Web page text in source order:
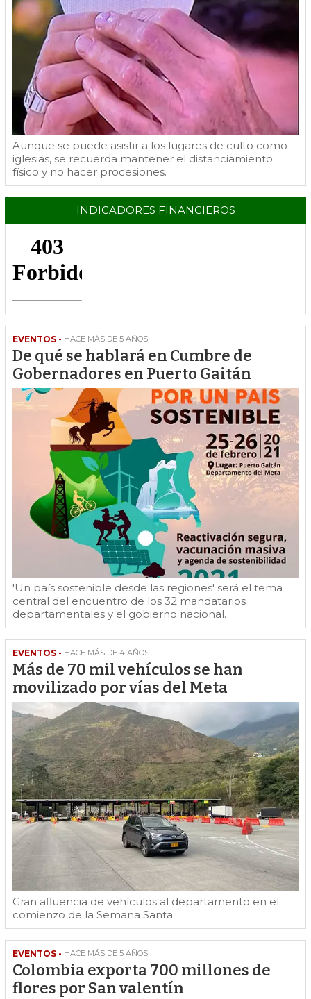
Aunque se puede asistir a los lugares de culto como
iglesias, se recuerda mantener el distanciamiento
físico y no hacer procesiones.
INDICADORES FINANCIEROS
EVENTOS - HACE MÁS DE 5 AÑOS
De qué se hablará en Cumbre de
Gobernadores en Puerto Gaitán
'Un país sostenible desde las regiones' será el tema
central del encuentro de los 32 mandatarios
departamentales y el gobierno nacional.
EVENTOS - HACE MÁS DE 4 AÑOS
Más de 70 mil vehículos se han
movilizado por vías del Meta
Gran afluencia de vehículos al departamento en el
comienzo de la Semana Santa.
EVENTOS - HACE MÁS DE 5 AÑOS
Colombia exporta 700 millones de
flores por San valentín